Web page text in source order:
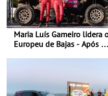
Maria Luís Gameiro lidera
Europeu de Bajas - Após a